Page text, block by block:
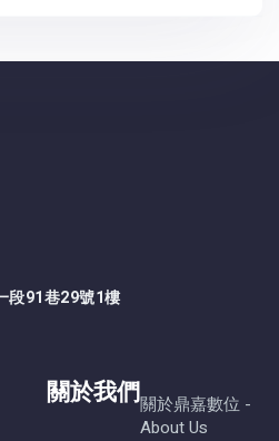
段91巷29號1樓
關於我們關於鼎嘉數位 -
About Us